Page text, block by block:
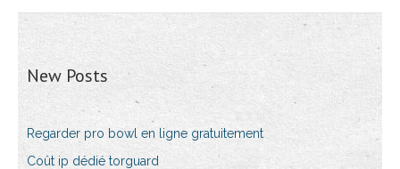
New Posts
Regarder pro bowl en ligne gratuitement
Coût ip dédié torguard